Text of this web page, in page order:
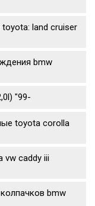
toyota: land cruiser
bmw
"99-
toyota corolla
vw caddy iii
bmw